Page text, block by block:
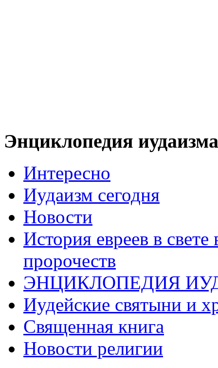
Энциклопедия иудаизма
Интересно
Иудаизм сегодня
Новости
История евреев в
пророчеств
ЭНЦИКЛОПЕДИЯ
Иудейские святыни и
Священная книга
Новости религии